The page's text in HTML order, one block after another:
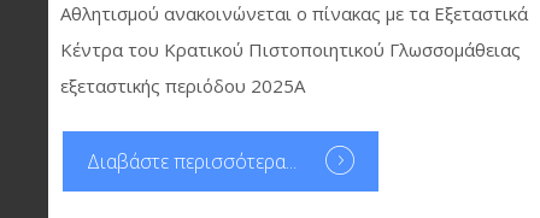
Αθλητισμού ανακοινώνεται ο πίνακας με τα Εξεταστικά
Κέντρα του Κρατικού Πιστοποιητικού Γλωσσομάθειας
εξεταστικής περιόδου 2025Α
Διαβάστε περισσότερα...